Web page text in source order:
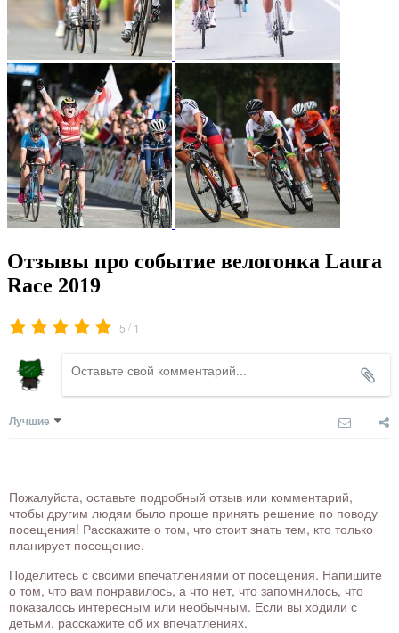
Отзывы про событие велогонка Laura
Race 2019
5 / 1
Лучшие
Пожалуйста, оставьте подробный отзыв или комментарий,
чтобы другим людям было проще принять решение по поводу
посещения! Расскажите о том, что стоит знать тем, кто только
планирует посещение.
Поделитесь с своими впечатлениями от посещения. Напишите
о том, что вам понравилось, а что нет, что запомнилось, что
показалось интересным или необычным. Если вы ходили с
детьми, расскажите об их впечатлениях.